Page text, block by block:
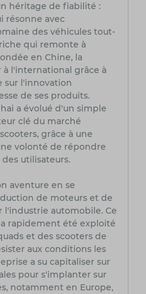
héritage de fiabilité :
résonne avec
des véhicules tout-
qui remonte à
en Chine, la
à l'international grâce à
sur l'innovation
de ses produits.
a évolué d'un simple
clé du marché
grâce à une
volonté de répondre
utilisateurs.
aventure en se
de moteurs et de
l'industrie automobile. Ce
rapidement été exploité
et des scooters de
aux conditions les
a su capitaliser sur
pour s'implanter sur
notamment en Europe,